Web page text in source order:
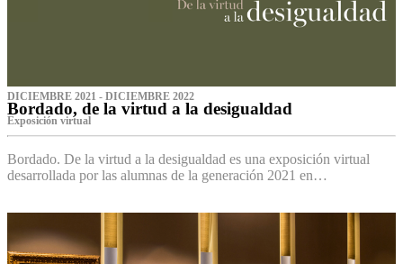
DICIEMBRE 2021 - DICIEMBRE 2022
Bordado, de la virtud a la desigualdad
Exposición virtual‌
Bordado. De la virtud a la desigualdad es una exposición virtual
desarrollada por las alumnas de la generación 2021 en…